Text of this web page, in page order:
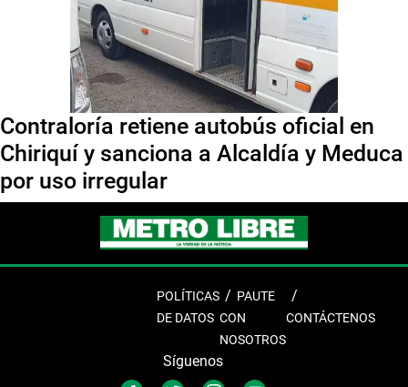
Contraloría retiene autobús oficial en
Chiriquí y sanciona a Alcaldía y Meduca
por uso irregular
POLÍTICAS
DE DATOS
PAUTE
CON
NOSOTROS
CONTÁCTENOS
Síguenos